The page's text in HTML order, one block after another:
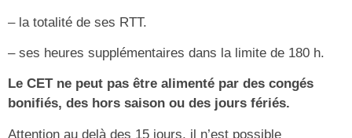
– la totalité de ses RTT.
– ses heures supplémentaires dans la limite de 180 h.
Le CET ne peut pas être alimenté par des congés
bonifiés, des hors saison ou des jours fériés.
Attention au delà des 15 jours, il n’est possible